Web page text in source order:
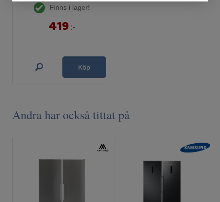
Finns i lager!
419 :-
Köp
Andra har också tittat på